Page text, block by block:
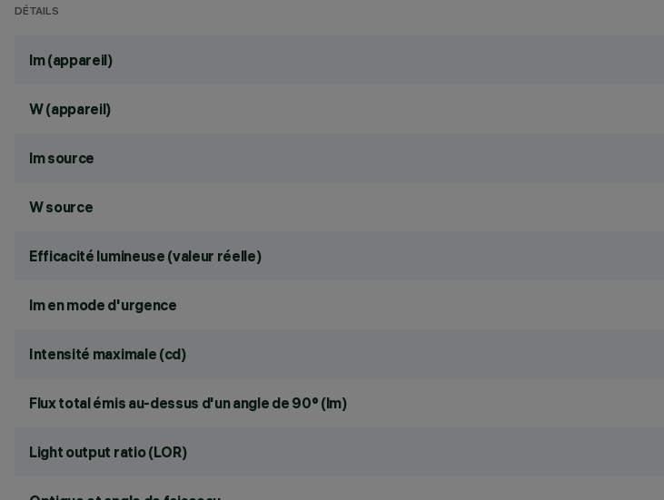
DÉTAILS
lm (appareil)
W (appareil)
lm source
W source
Efficacité lumineuse (valeur réelle)
lm en mode d'urgence
Intensité maximale (cd)
Flux total émis au-dessus d'un angle de 90° (lm)
Light output ratio (LOR)